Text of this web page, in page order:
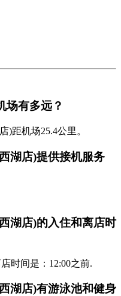
场有多远？
)距机场25.4公里。
湖店)提供接机服务
湖店)的入住和离店时
时间是：12:00之前.
湖店)有游泳池和健身